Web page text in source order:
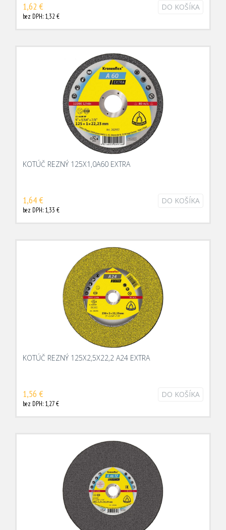
1,62 €
bez DPH: 1,32 €
DO KOŠÍKA
KOTÚČ REZNÝ 125X1,0A60 EXTRA
1,64 €
bez DPH: 1,33 €
DO KOŠÍKA
KOTÚČ REZNÝ 125X2,5X22,2 A24 EXTRA
1,56 €
bez DPH: 1,27 €
DO KOŠÍKA